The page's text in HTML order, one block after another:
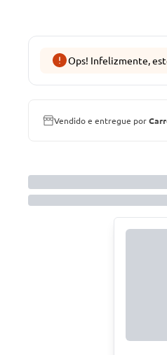
Ops! Infelizmente,
Vendido e entregue por